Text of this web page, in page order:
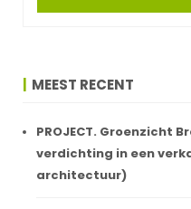
MEEST RECENT
PROJECT. Groenzicht
verdichting in een
architectuur)